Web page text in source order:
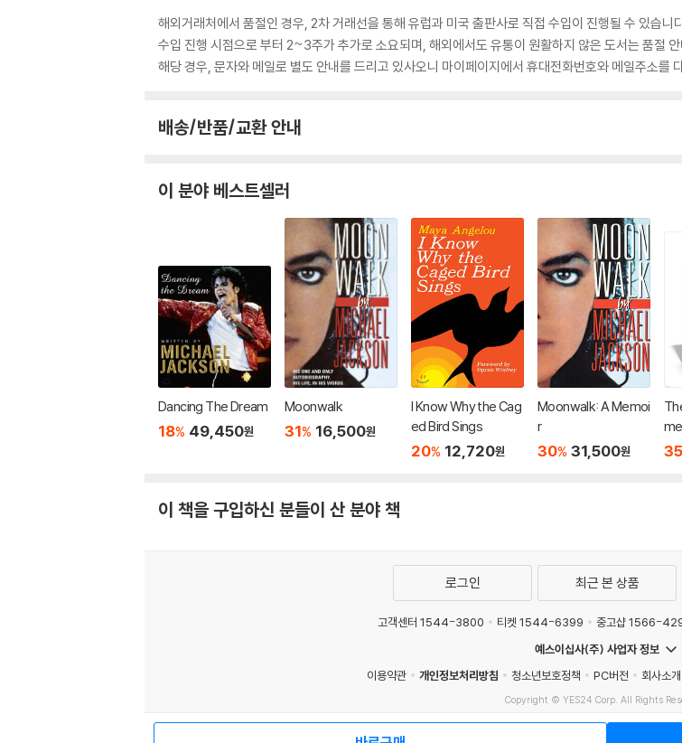
해외거래처에서 품절인 경우, 2차 거래선을 통해 유럽과 미국 출판사로 직접 수입이 진행될 수 있습니
수입 진행 시점으로 부터 2~3주가 추가로 소요되며, 해외에서도 유통이 원활하지 않은 도서는 품절
해당 경우, 문자와 메일로 별도 안내를 드리고 있사오니 마이페이지에서 휴대전화번호와 메일주소를
배송/반품/교환 안내
이 분야 베스트셀러
Dancing The Dream
18% 49,450원
Moonwalk
31% 16,500원
I Know Why the Cag
ed Bird Sings
20% 12,720원
Moonwalk: A Memoi
r
30% 31,500원 35
이 책을 구입하신 분들이 산 분야 책
로그인 최근 본 상품
고객센터 1544-3800 티켓 1544-6399 중고샵 1566-
예스이십사(주) 사업자 정보
이용약관
개인정보처리방침 청소년보호정책 PC버전 회사소개
Copyright © YES24 Corp. All Rights